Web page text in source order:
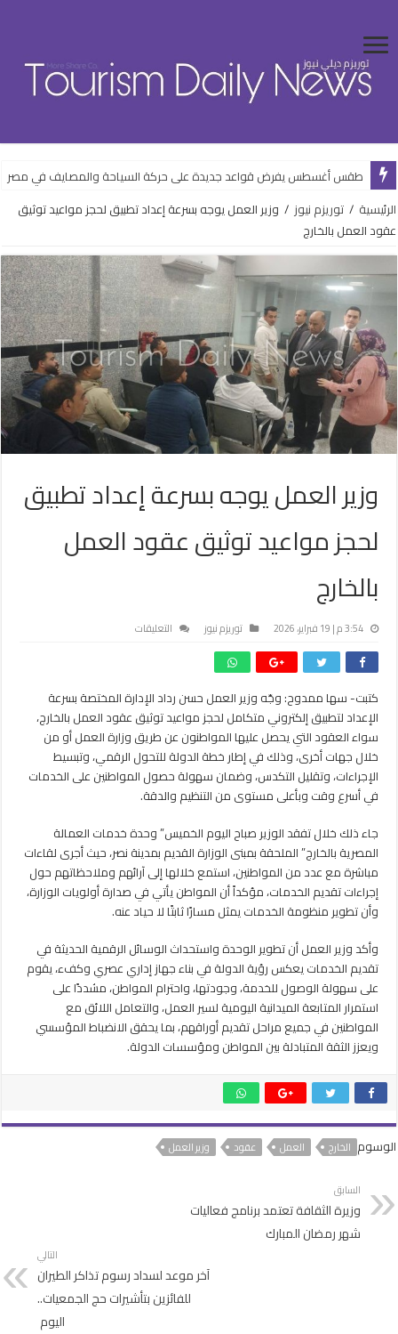
طقس أغسطس يفرض قواعد جديدة على حركة السياحة والمصايف في مصر
الرئيسية / توريزم نيوز / وزير العمل يوجه بسرعة إعداد تطبيق لحجز مواعيد توثيق
عقود العمل بالخارج
وزير العمل يوجه بسرعة إعداد تطبيق
لحجز مواعيد توثيق عقود العمل
بالخارج
3:54 م | 19 فبراير، 2026 توريزم نيوز التعليقات
بسرعة
إعداد
تطبيق
لحجز
مواعيد
توثيق
بالخارج
مغلقة
كتبت- سها ممدوح: وجّه وزير العمل حسن رداد الإدارة المختصة بسرعة
الإعداد لتطبيق إلكتروني متكامل لحجز مواعيد توثيق عقود العمل بالخارج،
سواء العقود التي يحصل عليها المواطنون عن طريق وزارة العمل أو من
خلال جهات أخرى، وذلك في إطار خطة الدولة للتحول الرقمي، وتبسيط
الإجراءات، وتقليل التكدس، وضمان سهولة حصول المواطنين على الخدمات
في أسرع وقت وبأعلى مستوى من التنظيم والدقة.
جاء ذلك خلال تفقد الوزير صباح اليوم الخميس” وحدة خدمات العمالة
المصرية بالخارج” الملحقة بمبنى الوزارة القديم بمدينة نصر، حيث أجرى لقاءات
مباشرة مع عدد من المواطنين، استمع خلالها إلى آرائهم وملاحظاتهم حول
إجراءات تقديم الخدمات، مؤكداً أن المواطن يأتي في صدارة أولويات الوزارة،
وأن تطوير منظومة الخدمات يمثل مسارًا ثابتًا لا حياد عنه.
وأكد وزير العمل أن تطوير الوحدة واستحداث الوسائل الرقمية الحديثة في
تقديم الخدمات يعكس رؤية الدولة في بناء جهاز إداري عصري وكفء، يقوم
على سهولة الوصول للخدمة، وجودتها، واحترام المواطن، مشددًا على
استمرار المتابعة الميدانية اليومية لسير العمل، والتعامل اللائق مع
المواطنين في جميع مراحل تقديم أوراقهم، بما يحقق الانضباط المؤسسي
ويعزز الثقة المتبادلة بين المواطن ومؤسسات الدولة.
الوسوم الخارج العمل عقود وزير العمل
السابق
وزيرة الثقافة تعتمد برنامج فعاليات
شهر رمضان المبارك
التالي
آخر موعد لسداد رسوم تذاكر الطيران
للفائزين بتأشيرات حج الجمعيات..
اليوم